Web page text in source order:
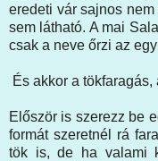
eredeti vár sajnos
sem látható. A mai
csak a neve őrzi az
És akkor a
Először is szerezz be
formát szeretnél rá
tök is, de ha valami